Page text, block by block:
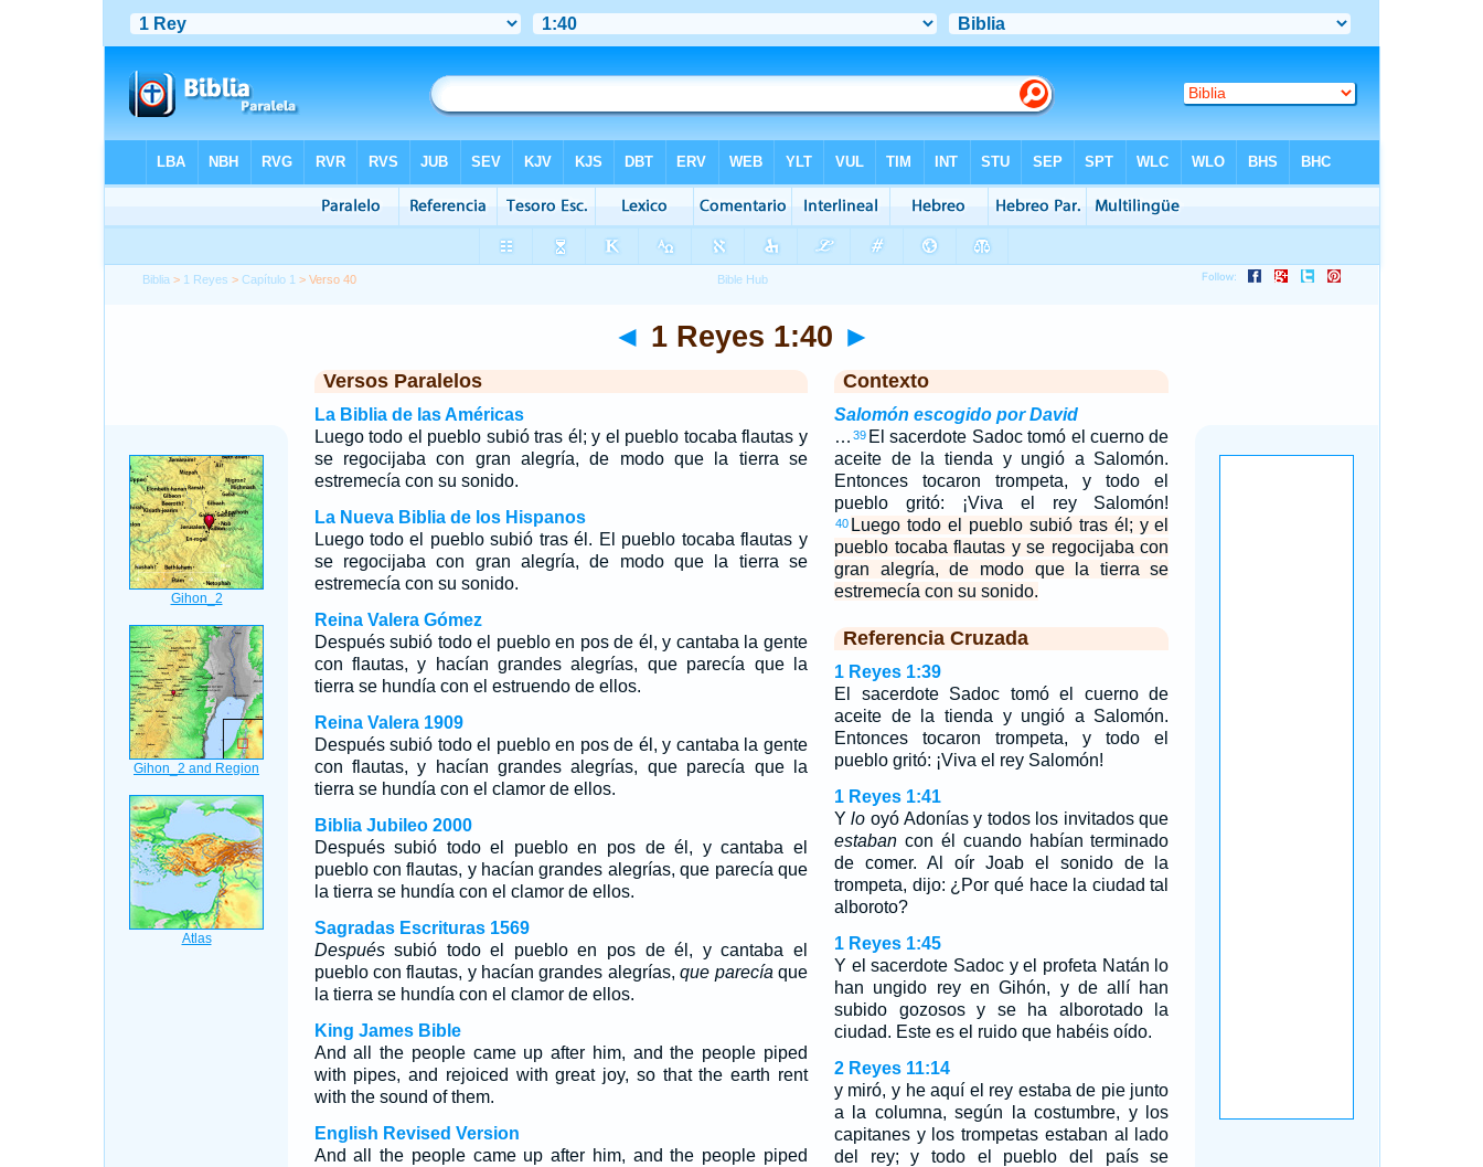
Biblia > 1 Reyes >Capítulo 1 > Verso 40
◄ 1 Reyes 1:40 ►
Versos Paralelos
La Biblia de las Américas
Luego todo el pueblo subió tras él; y el pueblo tocaba flautas y
se regocijaba con gran alegría, de modo que la tierra se
estremecía con su sonido.
La Nueva Biblia de los Hispanos
Luego todo el pueblo subió tras él. El pueblo tocaba flautas y
se regocijaba con gran alegría, de modo que la tierra se
estremecía con su sonido.
Reina Valera Gómez
Después subió todo el pueblo en pos de él, y cantaba la gente
con flautas, y hacían grandes alegrías, que parecía que la
tierra se hundía con el estruendo de ellos.
Reina Valera 1909
Después subió todo el pueblo en pos de él, y cantaba la gente
con flautas, y hacían grandes alegrías, que parecía que la
tierra se hundía con el clamor de ellos.
Biblia Jubileo 2000
Después subió todo el pueblo en pos de él, y cantaba el
pueblo con flautas, y hacían grandes alegrías, que parecía que
la tierra se hundía con el clamor de ellos.
Sagradas Escrituras 1569
Despuéssubió todo el pueblo en pos de él, y cantaba el
pueblo con flautas, y hacían grandes alegrías,que parecía que
la tierra se hundía con el clamor de ellos.
King James Bible
And all the people came up after him, and the people piped
with pipes, and rejoiced with great joy, so that the earth rent
with the sound of them.
English Revised Version
And all the people came up after him, and the people piped
Contexto
Salomón escogido por David
… 39 El sacerdote Sadoc tomó el cuerno de
aceite de la tienda y ungió a Salomón.
Entonces tocaron trompeta, y todo el
pueblo gritó: ¡Viva el rey Salomón!
40 Luego todo el pueblo subió tras él; y el
pueblo tocaba flautas y se regocijaba con
gran alegría, de modo que la tierra se
estremecía con su sonido.
Referencia Cruzada
1 Reyes 1:39
El sacerdote Sadoc tomó el cuerno de
aceite de la tienda y ungió a Salomón.
Entonces tocaron trompeta, y todo el
pueblo gritó: ¡Viva el rey Salomón!
1 Reyes 1:41
Ylo oyó Adonías y todos los invitados que
estabancon él cuando habían terminado
de comer. Al oír Joab el sonido de la
trompeta, dijo: ¿Por qué hace la ciudad tal
alboroto?
1 Reyes 1:45
Y el sacerdote Sadoc y el profeta Natán lo
han ungido rey en Gihón, y de allí han
subido gozosos y se ha alborotado la
ciudad. Este es el ruido que habéis oído.
2 Reyes 11:14
y miró, y he aquí el rey estaba de pie junto
a la columna, según la costumbre, y los
capitanes y los trompetas estaban al lado
del rey; y todo el pueblo del país se